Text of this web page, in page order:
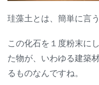
珪藻土とは、簡単に言
この化石を１度粉末に
た物が、いわゆる建築
るものなんですね。